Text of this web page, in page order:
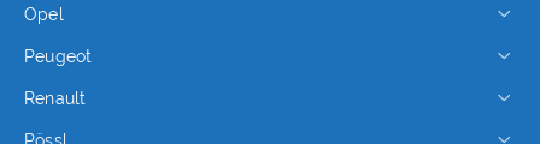
Opel
Peugeot
Renault
Pössl